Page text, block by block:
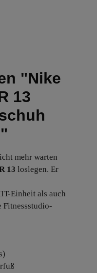
"Nike
13
mehr warten
13 loslegen. Er
Einheit als auch
Fitnessstudio-